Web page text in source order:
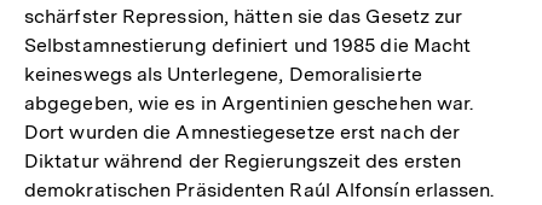
schärfster Repression, hätten sie das Gesetz zur
Selbstamnestierung definiert und 1985 die Macht
keineswegs als Unterlegene, Demoralisierte
abgegeben, wie es in Argentinien geschehen war.
Dort wurden die Amnestiegesetze erst nach der
Diktatur während der Regierungszeit des ersten
demokratischen Präsidenten Raúl Alfonsín erlassen.